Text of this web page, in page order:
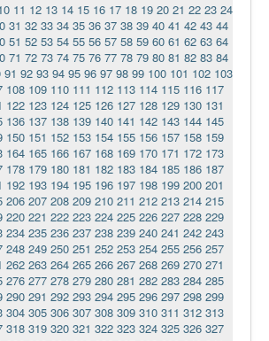
11 12 13 14 15 16 17 18 19 20 21 22 23 24
31 32 33 34 35 36 37 38 39 40 41 42 43 44
51 52 53 54 55 56 57 58 59 60 61 62 63 64
71 72 73 74 75 76 77 78 79 80 81 82 83 84
91 92 93 94 95 96 97 98 99 100 101 102 103
108 109 110 111 112 113 114 115 116 117
122 123 124 125 126 127 128 129 130 131
136 137 138 139 140 141 142 143 144 145
150 151 152 153 154 155 156 157 158 159
164 165 166 167 168 169 170 171 172 173
178 179 180 181 182 183 184 185 186 187
192 193 194 195 196 197 198 199 200 201
206 207 208 209 210 211 212 213 214 215
220 221 222 223 224 225 226 227 228 229
234 235 236 237 238 239 240 241 242 243
248 249 250 251 252 253 254 255 256 257
262 263 264 265 266 267 268 269 270 271
276 277 278 279 280 281 282 283 284 285
290 291 292 293 294 295 296 297 298 299
304 305 306 307 308 309 310 311 312 313
318 319 320 321 322 323 324 325 326 327